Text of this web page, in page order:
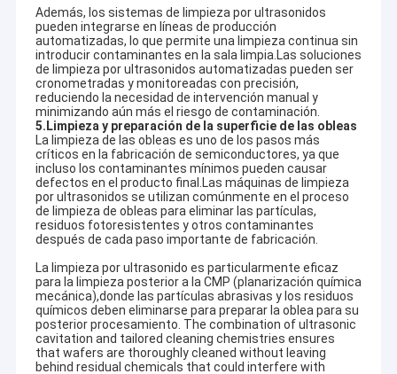
Control de calidad
Contáctenos
Noticias
Limpiador ultrasónico de las piezas
Limpiador ultrasónico del arma
Limpiador ultrasónico del carburador
Limpiador ultrasónico industrial
Limpiador ultrasónico automotriz
Además, los sistemas de limpieza por ultrasonidos
pueden integrarse en líneas de producción
automatizadas, lo que permite una limpieza continua sin
introducir contaminantes en la sala limpia.Las soluciones
de limpieza por ultrasonidos automatizadas pueden ser
cronometradas y monitoreadas con precisión,
reduciendo la necesidad de intervención manual y
minimizando aún más el riesgo de contaminación.
5. Limpieza y preparación de la superficie de las obleas
La limpieza de las obleas es uno de los pasos más
críticos en la fabricación de semiconductores, ya que
incluso los contaminantes mínimos pueden causar
defectos en el producto final.Las máquinas de limpieza
por ultrasonidos se utilizan comúnmente en el proceso
de limpieza de obleas para eliminar las partículas,
residuos fotoresistentes y otros contaminantes
después de cada paso importante de fabricación.
La limpieza por ultrasonido es particularmente eficaz
para la limpieza posterior a la CMP (planarización química
mecánica),donde las partículas abrasivas y los residuos
químicos deben eliminarse para preparar la oblea para su
posterior procesamiento. The combination of ultrasonic
cavitation and tailored cleaning chemistries ensures
that wafers are thoroughly cleaned without leaving
behind residual chemicals that could interfere with
que ayudan a nuestros socios a tener éxito.
Para distribuidores
Ofrecemos equipos de alta calidad y soluciones integrales de
limpieza que cubren 12 grandes series de limpieza ultrasónica,
incluyendo pero no limitado a:
Limpiador de piezas ultrasónicas
Limpiador de armas por ultrasonidos
Limpiador de carbohidratos por ultrasonidos
Limpiador ultrasónico industrial
Limpiador ultrasónico para automóviles
Máquina de limpieza de joyas por ultrasonidos
Limpiador dental por ultrasonidos
Limpieza por ultrasonidos de electrónica
Limpiador de motores por ultrasonidos
Limpiador médico por ultrasonidos
Limpiador ultrasónico digital / mecánico
Envases de cocina
...y más.
Proporcionamos capacitación técnica gratuita, apoyo
profesional y servicio postventa, ayudándole a construir una
cooperación a largo plazo y beneficiosa para todos con sus
clientes.